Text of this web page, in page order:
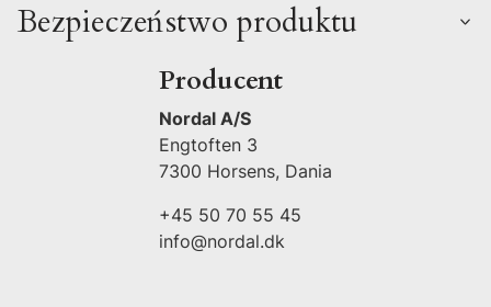
Bezpieczeństwo produktu
Producent
Nordal A/S
Engtoften 3
7300 Horsens, Dania
+45 50 70 55 45
info@nordal.dk